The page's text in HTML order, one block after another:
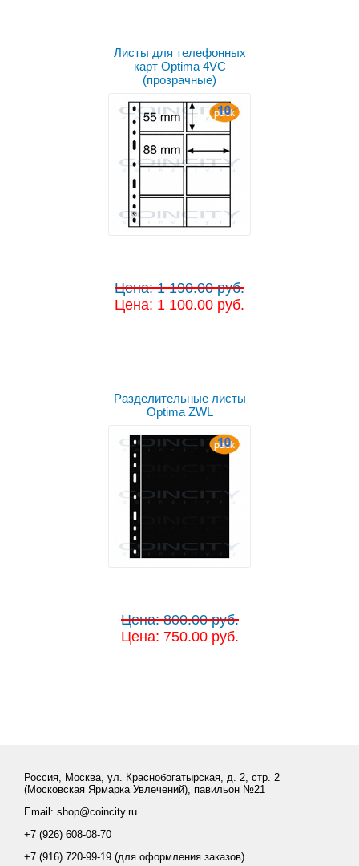
Листы для телефонных
карт Optima 4VC
(прозрачные)
Цена: 1 190.00 руб.
Цена: 1 100.00 руб.
Разделительные листы
Optima ZWL
Цена: 800.00 руб.
Цена: 750.00 руб.
Россия, Москва, ул. Краснобогатырская, д. 2, стр. 2
(Московская Ярмарка Увлечений), павильон №21
Email: shop@coincity.ru
+7 (926) 608-08-70
+7 (916) 720-99-19 (для оформления заказов)